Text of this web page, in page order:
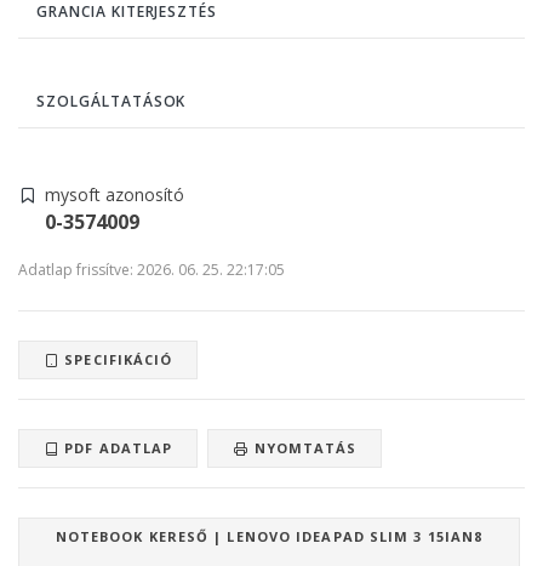
GRANCIA KITERJESZTÉS
SZOLGÁLTATÁSOK
mysoft azonosító
0-3574009
Adatlap frissítve: 2026. 06. 25. 22:17:05
SPECIFIKÁCIÓ
PDF ADATLAP NYOMTATÁS
NOTEBOOK KERESŐ | LENOVO IDEAPAD SLIM 3 15IAN8